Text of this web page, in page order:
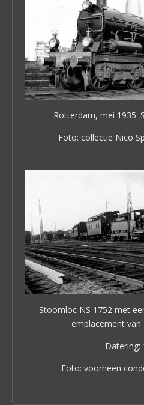
Rotterdam, mei 1935.
Foto: collectie Nico
Stoomloc NS 1752 met
emplacement van
Datering:
Foto: voorheen